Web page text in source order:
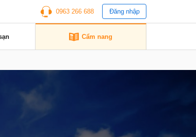
0963 266 688 Đăng nhập
Cẩm nang